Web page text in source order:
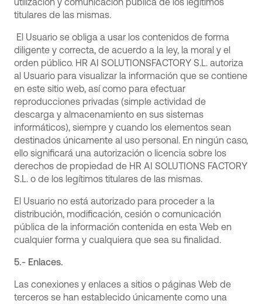
titulares de las mismas.
El Usuario se obliga a usar los contenidos de forma
diligente y correcta, de acuerdo a la ley, la moral y el
orden público. HR AI SOLUTIONSFACTORY S.L. autoriza
al Usuario para visualizar la información que se contiene
en este sitio web, así como para efectuar
reproducciones privadas (simple actividad de
descarga y almacenamiento en sus sistemas
informáticos), siempre y cuando los elementos sean
destinados únicamente al uso personal. En ningún caso,
ello significará una autorización o licencia sobre los
derechos de propiedad de HR AI SOLUTIONS FACTORY
S.L. o de los legítimos titulares de las mismas.
El Usuario no está autorizado para proceder a la
distribución, modificación, cesión o comunicación
pública de la información contenida en esta Web en
cualquier forma y cualquiera que sea su finalidad.
5.- Enlaces.
Las conexiones y enlaces a sitios o páginas Web de
terceros se han establecido únicamente como una